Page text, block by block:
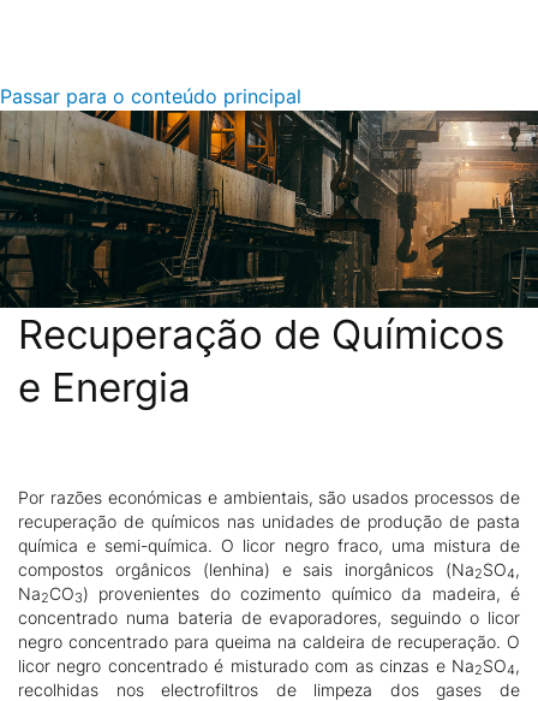
Passar para o conteúdo principal
Recuperação de Químicos
e Energia
Descrição
Por razões económicas e ambientais, são usados processos de
recuperação de químicos nas unidades de produção de pasta
química e semi-química. O licor negro fraco, uma mistura de
compostos orgânicos (lenhina) e sais inorgânicos (Na2SO4,
Na2CO3) provenientes do cozimento químico da madeira, é
concentrado numa bateria de evaporadores, seguindo o licor
negro concentrado para queima na caldeira de recuperação. O
licor negro concentrado é misturado com as cinzas e Na2SO4,
recolhidas nos electrofiltros de limpeza dos gases de